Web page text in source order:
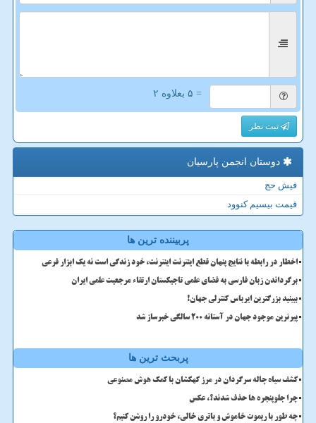
= ۵ بعلاوه ۲
ثبت نظر
دوستان انجمن پارسیان
فیش حج
قیمت بیسیم کنوود
پربیننده ترین ها
اخطار در رابطه با نتایج پنهان قطع اینترنت اینترنت، خود زندگی است نه یک ابزار فرعی
برگرداندن زبان فارسی به فضای علمی تاجیکستان ارتقاء مرجعیت علمی ایران
ببینید بزرگترین ایرباس کنترلی جهان!
پیرترین موجود جهان در آستانه ۲۰۰ سالگی خبرساز شد
پربحث ترین ها
کشف سیاه چاله سرگردان در مرز کهکشان با کمک هوش مصنوعی
چرا جلوپنجره ها حذف شدند؟، عکس
چه طور با ریموت خاموش و باتری خالی، خودرو را روشن کنیم؟